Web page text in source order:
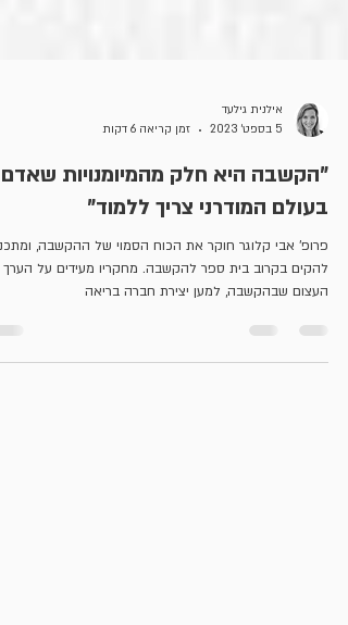
אילנית גילעד
זמן קריאה 6 דקות
"הקשבה היא חלק מהמיומנויות שאדם
בעולם המודרני צריך ללמוד"
להקים בקרוב בית ספר להקשבה. מחקריו מעידים על הערך
העצום שבהקשבה, למען יצירת חברה בריאה